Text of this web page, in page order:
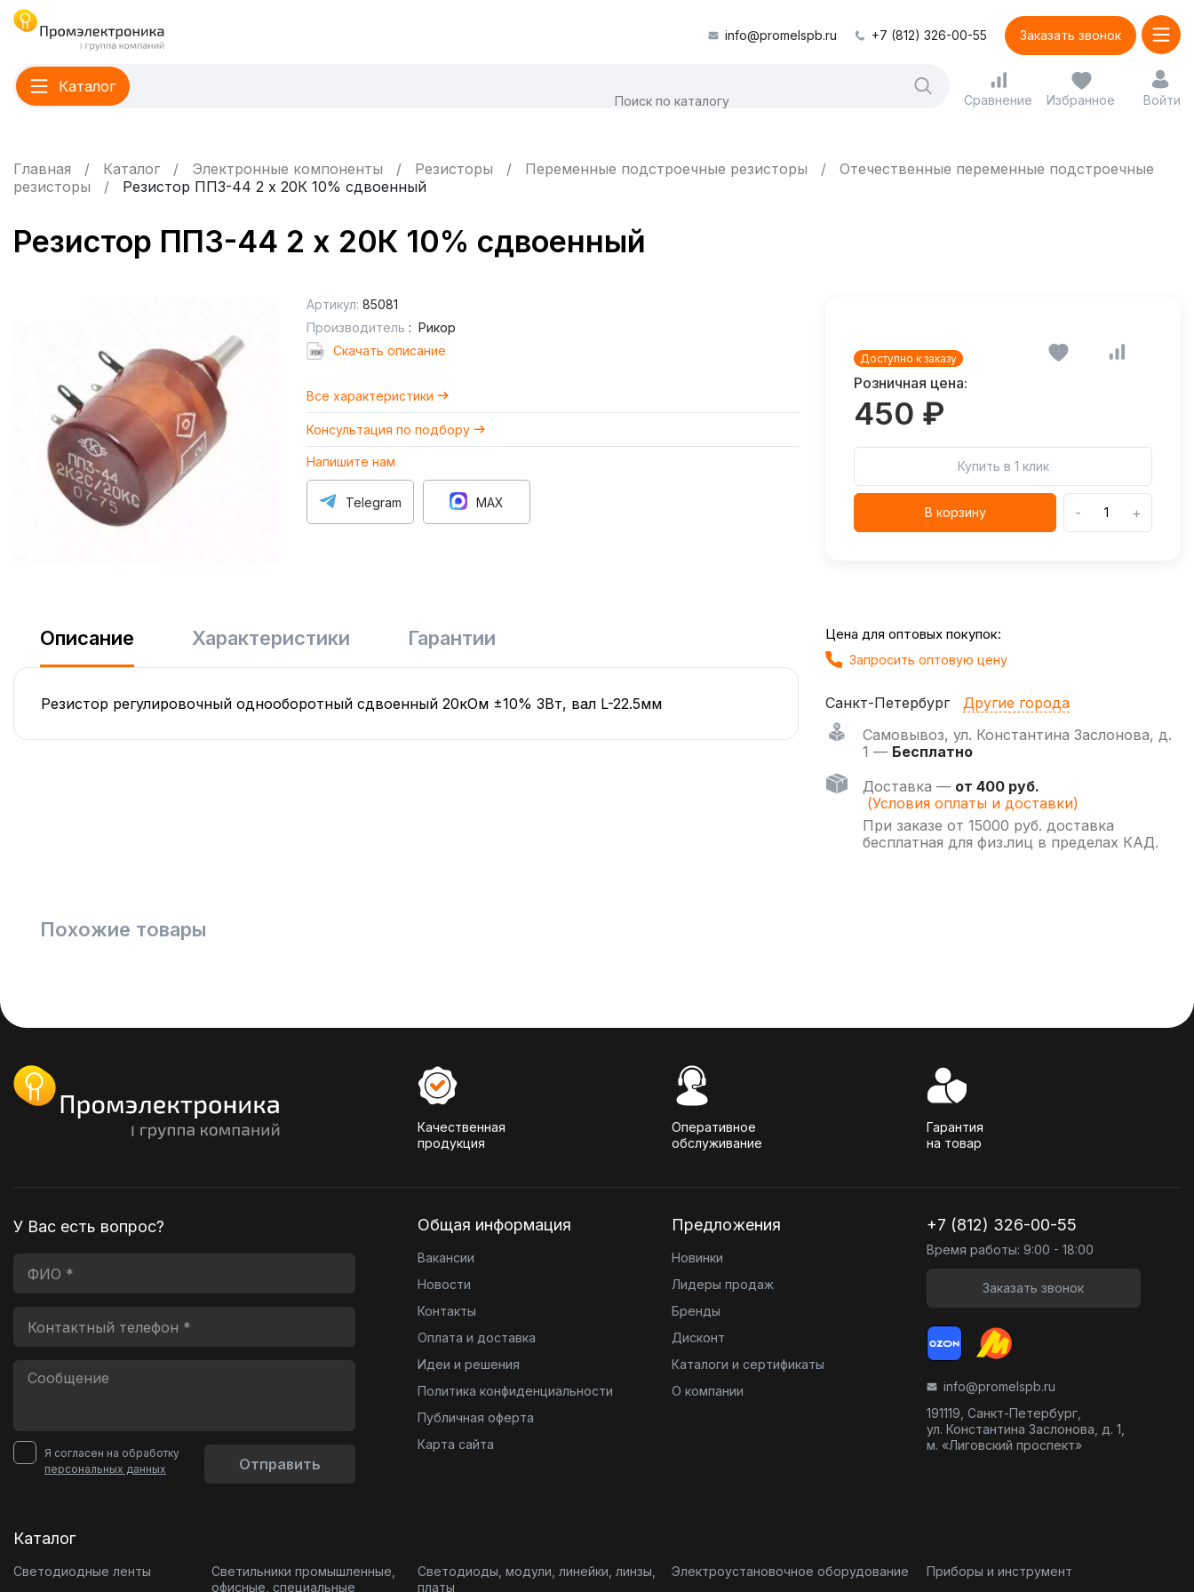
info@promelspb.ru +7 (812) 326-00-55 Заказать звонок
Каталог
Сравнение Избранное Войти
Главная Каталог Электронные компоненты Резисторы Переменные подстроечные резисторы
Отечественные переменные подстроечные
резисторы
Резистор ПП3-44 2 х 20К 10% сдвоенный
Резистор ПП3-44 2 х 20К 10% сдвоенный
Артикул: 85081
Производитель : Рикор
Cкачать описание
Все характеристики
Консультация по подбору
Напишите нам
Telegram MAX
Доступно к заказу
Розничная цена:
450 ₽
Купить в 1 клик
В корзину - +
Описание Характеристики Гарантии
Резистор регулировочный однооборотный сдвоенный 20кОм ±10% 3Вт, вал L-22.5мм
Цена для оптовых покупок:
Запросить оптовую цену
Санкт-Петербург
Другие города
Самовывоз, ул. Константина Заслонова, д.
1 — Бесплатно
Доставка — от 400 руб.
(Условия оплаты и доставки)
При заказе от 15000 руб. доставка
бесплатная для физ.лиц в пределах КАД.
Похожие товары
Качественная
продукция
Оперативное
обслуживание
Гарантия
на товар
У Вас есть вопрос?
Я согласен на обработку
персональных данных
Отправить
Общая информация
Вакансии
Новости
Контакты
Оплата и доставка
Идеи и решения
Политика конфиденциальности
Публичная оферта
Карта сайта
Предложения
Новинки
Лидеры продаж
Бренды
Дисконт
Каталоги и сертификаты
О компании
+7 (812) 326-00-55
Время работы: 9:00 - 18:00
Заказать звонок
info@promelspb.ru
191119, Санкт-Петербург,
ул. Константина Заслонова, д. 1,
м. «Лиговский проспект»
Каталог
Светодиодные ленты
Светильники промышленные,
офисные, специальные
Светодиоды, модули, линейки, линзы,
платы
Электроустановочное оборудование
Приборы и инструмент